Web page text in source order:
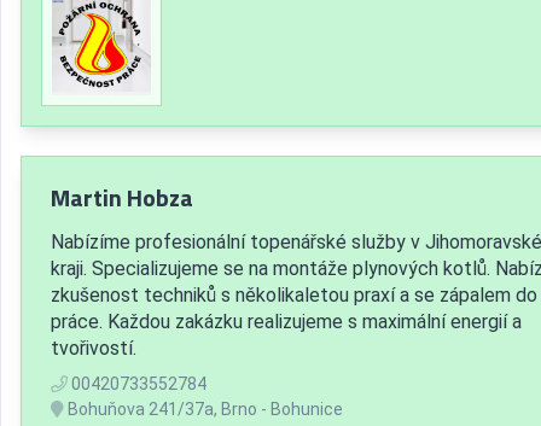
Martin Hobza
Nabízíme profesionální topenářské služby v
kraji. Specializujeme se na montáže plynových kotlů.
zkušenost techniků s několikaletou praxí a se zápalem do
práce. Každou zakázku realizujeme s maximální energií a
tvořivostí.
00420733552784
Bohuňova 241/37a, Brno - Bohunice